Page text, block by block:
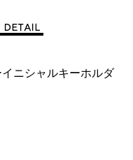
ニシャルキーホルダ